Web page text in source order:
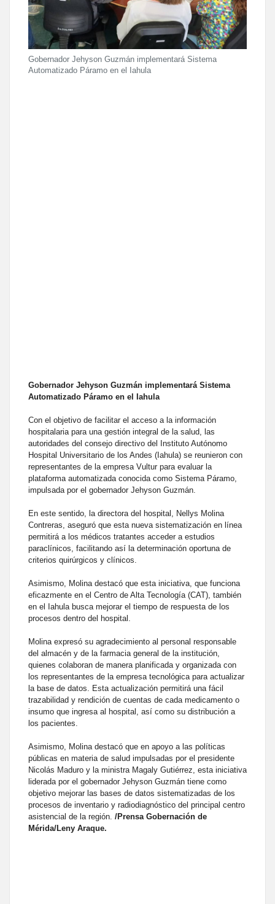
Gobernador Jehyson Guzmán implementará Sistema
Automatizado Páramo en el Iahula
Gobernador Jehyson Guzmán implementará Sistema
Automatizado Páramo en el Iahula
Con el objetivo de facilitar el acceso a la información
hospitalaria para una gestión integral de la salud, las
autoridades del consejo directivo del Instituto Autónomo
Hospital Universitario de los Andes (Iahula) se reunieron con
representantes de la empresa Vultur para evaluar la
plataforma automatizada conocida como Sistema Páramo,
impulsada por el gobernador Jehyson Guzmán.
En este sentido, la directora del hospital, Nellys Molina
Contreras, aseguró que esta nueva sistematización en línea
permitirá a los médicos tratantes acceder a estudios
paraclínicos, facilitando así la determinación oportuna de
criterios quirúrgicos y clínicos.
Asimismo, Molina destacó que esta iniciativa, que funciona
eficazmente en el Centro de Alta Tecnología (CAT), también
en el Iahula busca mejorar el tiempo de respuesta de los
procesos dentro del hospital.
Molina expresó su agradecimiento al personal responsable
del almacén y de la farmacia general de la institución,
quienes colaboran de manera planificada y organizada con
los representantes de la empresa tecnológica para actualizar
la base de datos. Esta actualización permitirá una fácil
trazabilidad y rendición de cuentas de cada medicamento o
insumo que ingresa al hospital, así como su distribución a
los pacientes.
Asimismo, Molina destacó que en apoyo a las políticas
públicas en materia de salud impulsadas por el presidente
Nicolás Maduro y la ministra Magaly Gutiérrez, esta iniciativa
liderada por el gobernador Jehyson Guzmán tiene como
objetivo mejorar las bases de datos sistematizadas de los
procesos de inventario y radiodiagnóstico del principal centro
asistencial de la región. /Prensa Gobernación de
Mérida/Leny Araque.